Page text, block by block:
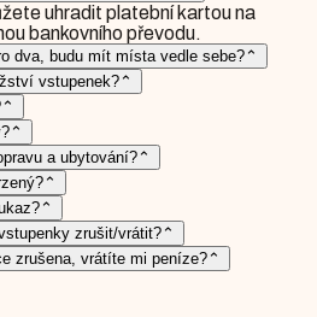
uhradit platební kartou na
bankovního převodu.
dva, budu mít místa vedle sebe? ⌃
vstupenek? ⌃
⌃
⌃
a ubytování? ⌃
⌃
⌃
zrušit/vrátit? ⌃
zrušena, vrátíte mi peníze? ⌃